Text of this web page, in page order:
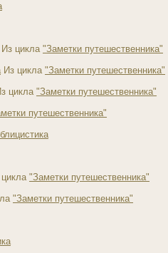
цикла "Заметки путешественника"
Из цикла "Заметки путешественника"
цикла "Заметки путешественника"
путешественника"
"Заметки путешественника"
"Заметки путешественника"